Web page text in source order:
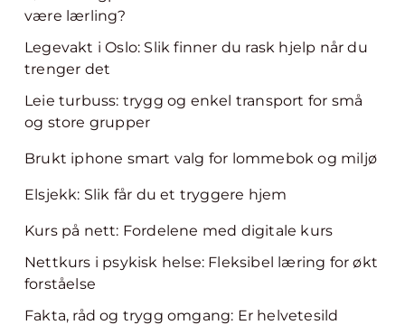
være lærling?
Legevakt i Oslo: Slik finner du rask hjelp når du
trenger det
Leie turbuss: trygg og enkel transport for små
og store grupper
Brukt iphone smart valg for lommebok og miljø
Elsjekk: Slik får du et tryggere hjem
Kurs på nett: Fordelene med digitale kurs
Nettkurs i psykisk helse: Fleksibel læring for økt
forståelse
Fakta, råd og trygg omgang: Er helvetesild